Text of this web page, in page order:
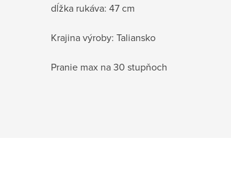
dĺžka rukáva: 47 cm
Krajina výroby: Taliansko
Pranie max na 30 stupňoch